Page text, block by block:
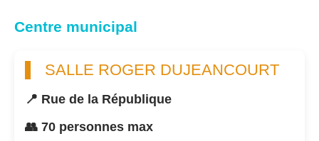
Centre municipal
SALLE ROGER DUJEANCOURT
📍 Rue de la République
👥 70 personnes max